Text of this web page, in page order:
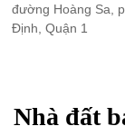
đường Hoàng Sa,
Định, Quận 1
Nhà đất